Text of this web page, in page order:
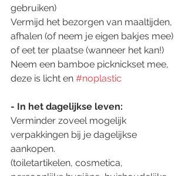
gebruiken)
Vermijd het bezorgen van maaltijden,
afhalen (of neem je eigen bakjes mee)
of eet ter plaatse (wanneer het kan!)
Neem een bamboe picknickset mee,
deze is licht en #noplastic
- In het dagelijkse leven:
Verminder zoveel mogelijk
verpakkingen bij je dagelijkse
aankopen.
(toiletartikelen, cosmetica,